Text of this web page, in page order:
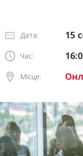
Дата: 15
Час:
Місце: